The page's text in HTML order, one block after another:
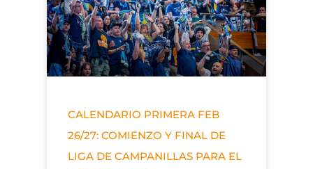
CALENDARIO PRIMERA FEB
26/27: COMIENZO Y FINAL DE
LIGA DE CAMPANILLAS PARA EL